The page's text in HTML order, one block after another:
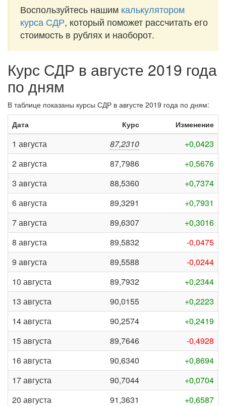
Воспользуйтесь нашим калькулятором
курса СДР, который поможет рассчитать его
стоимость в рублях и наоборот.
Курс СДР в августе 2019 года
по дням
В таблице показаны курсы СДР в августе 2019 года по дням:
Дата
Курс Изменение
1 августа 87,2310
+0,0423
2 августа
87,7986
+0,5676
3 августа
88,5360
+0,7374
6 августа
89,3291
+0,7931
7 августа
89,6307
+0,3016
8 августа
89,5832
-0,0475
9 августа
89,5588
-0,0244
10 августа
89,7932
+0,2344
13 августа
90,0155
+0,2223
14 августа
90,2574
+0,2419
15 августа
89,7646
-0,4928
16 августа
90,6340
+0,8694
17 августа
90,7044
+0,0704
20 августа
91,3631
+0,6587